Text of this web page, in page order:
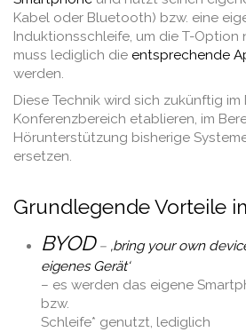
Kabel oder Bluetooth) bzw. eine
Induktionsschleife, um die T-Option
muss lediglich die entsprechende
werden.
Diese Technik wird sich zukünftig
Konferenzbereich etablieren, im
Hörunterstützung bisherige
ersetzen.
Grundlegende Vorteile
BYOD– ‚bring your own
eigenes Gerät‘
– es werden das eigene
bzw.
Schleife* genutzt, lediglich